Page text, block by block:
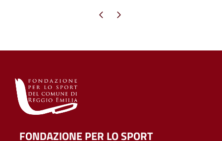
Pagina precedente
Pagina successiva
FONDAZIONE PER LO SPORT